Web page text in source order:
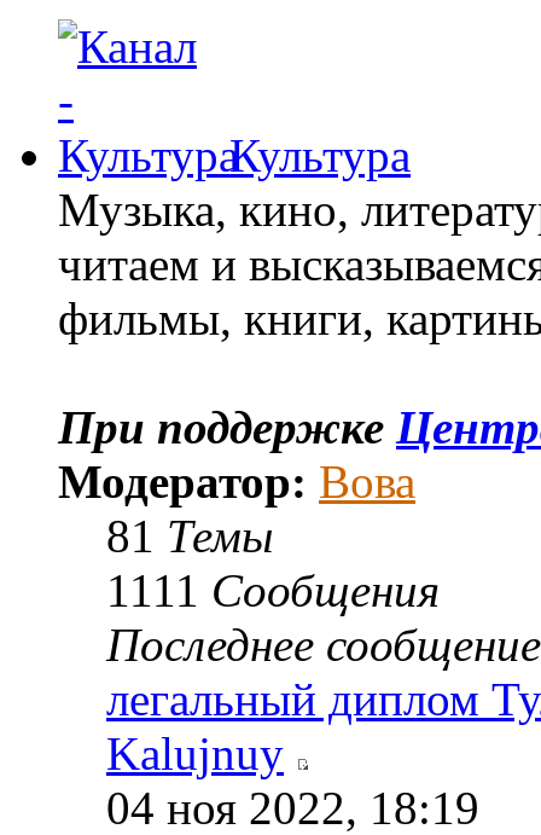
Культура
Музыка, кино,
читаем и
фильмы, книги,
При поддержке
Модератор: Вова
81 Темы
1111 Сообщения
Последнее сообщение
легальный диплом
Kalujnuy
04 ноя 2022, 18:19